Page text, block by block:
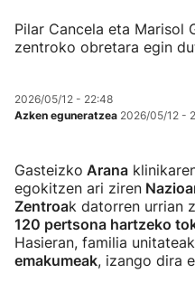
Pilar Cancela eta Marisol
zentroko obretara egin
2026/05/12 - 22:48
Azken eguneratzea 2026/05/12 -
Gasteizko Arana
egokitzen ari ziren
Zentroak datorren urrian
120 pertsona hartzeko
Hasieran, familia
emakumeak, izango dira